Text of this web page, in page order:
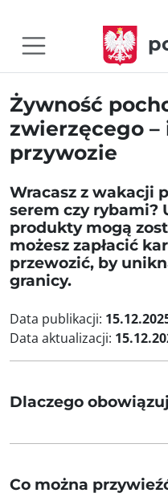
Żywność
zwierzęcego
przywozie
Wracasz z wakacji
serem czy rybami?
produkty mogą
możesz zapłacić
przewozić, by
granicy.
Data publikacji:
Data aktualizacji:
Dlaczego
Co można